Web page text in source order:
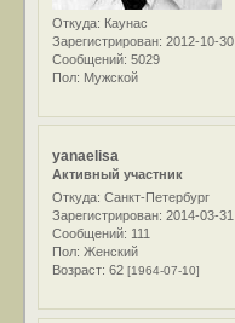
Откуда: Каунас
Зарегистрирован: 2012-10-30
Сообщений: 5029
Пол: Мужской
yanaelisa
Активный участник
Откуда: Санкт-Петербург
Зарегистрирован: 2014-03-31
Сообщений: 111
Пол: Женский
Возраст: 62[1964-07-10]